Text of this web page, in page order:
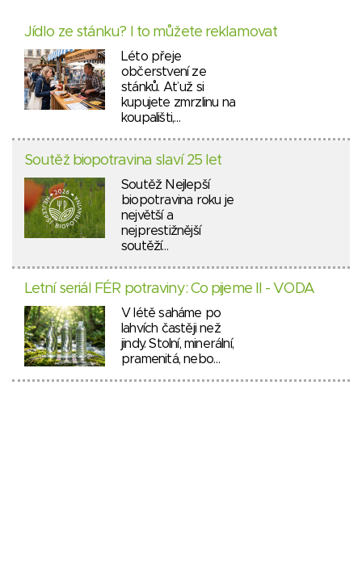
Jídlo ze stánku? I to můžete reklamovat
Léto přeje
občerstvení ze
stánků. Ať už si
kupujete zmrzlinu na
koupališti,…
Soutěž biopotravina slaví 25 let
Soutěž Nejlepší
biopotravina roku je
největší a
nejprestižnější
soutěží…
Letní seriál FÉR potraviny: Co pijeme II - VODA
V létě saháme po
lahvích častěji než
jindy. Stolní, minerální,
pramenitá, nebo…